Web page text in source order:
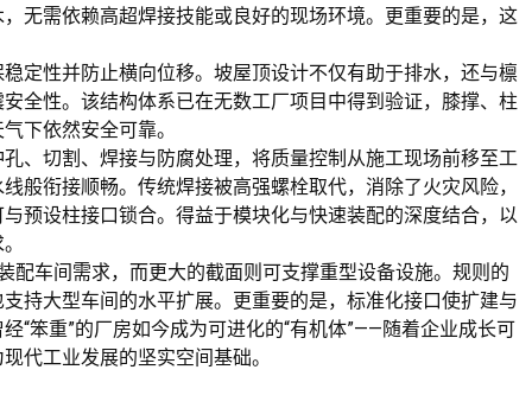
无需依赖高超焊接技能或良好的现场环境。更重要的是，这
定性并防止横向位移。坡屋顶设计不仅有助于排水，还与檩
全性。该结构体系已在无数工厂项目中得到验证，膝撑、柱
下依然安全可靠。
、切割、焊接与防腐处理，将质量控制从施工现场前移至工
般衔接顺畅。传统焊接被高强螺栓取代，消除了火灾风险，
预设柱接口锁合。得益于模块化与快速装配的深度结合，以
车间需求，而更大的截面则可支撑重型设备设施。规则的
持大型车间的水平扩展。更重要的是，标准化接口使扩建与
“笨重”的厂房如今成为可进化的“有机体”——随着企业成长可
代工业发展的坚实空间基础。